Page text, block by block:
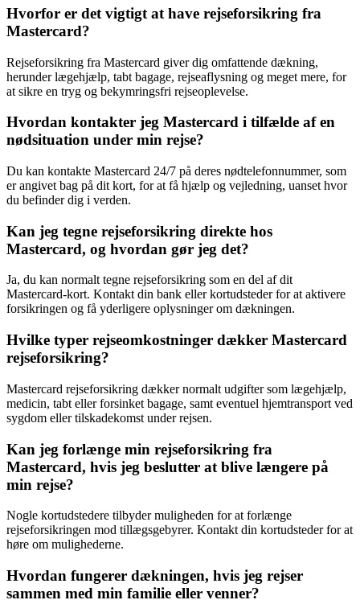
Hvorfor er det vigtigt at have rejseforsikring fra
Mastercard?
Rejseforsikring fra Mastercard giver dig omfattende dækning,
herunder lægehjælp, tabt bagage, rejseaflysning og meget mere, for
at sikre en tryg og bekymringsfri rejseoplevelse.
Hvordan kontakter jeg Mastercard i tilfælde af en
nødsituation under min rejse?
Du kan kontakte Mastercard 24/7 på deres nødtelefonnummer, som
er angivet bag på dit kort, for at få hjælp og vejledning, uanset hvor
du befinder dig i verden.
Kan jeg tegne rejseforsikring direkte hos
Mastercard, og hvordan gør jeg det?
Ja, du kan normalt tegne rejseforsikring som en del af dit
Mastercard-kort. Kontakt din bank eller kortudsteder for at aktivere
forsikringen og få yderligere oplysninger om dækningen.
Hvilke typer rejseomkostninger dækker Mastercard
rejseforsikring?
Mastercard rejseforsikring dækker normalt udgifter som lægehjælp,
medicin, tabt eller forsinket bagage, samt eventuel hjemtransport ved
sygdom eller tilskadekomst under rejsen.
Kan jeg forlænge min rejseforsikring fra
Mastercard, hvis jeg beslutter at blive længere på
min rejse?
Nogle kortudstedere tilbyder muligheden for at forlænge
rejseforsikringen mod tillægsgebyrer. Kontakt din kortudsteder for at
høre om mulighederne.
Hvordan fungerer dækningen, hvis jeg rejser
sammen med min familie eller venner?